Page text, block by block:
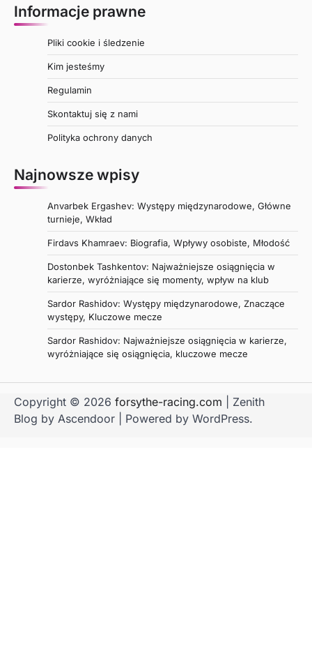
Informacje prawne
Pliki cookie i śledzenie
Kim jesteśmy
Regulamin
Skontaktuj się z nami
Polityka ochrony danych
Najnowsze wpisy
Anvarbek Ergashev: Występy międzynarodowe, Główne
turnieje, Wkład
Firdavs Khamraev: Biografia, Wpływy osobiste, Młodość
Dostonbek Tashkentov: Najważniejsze osiągnięcia w
karierze, wyróżniające się momenty, wpływ na klub
Sardor Rashidov: Występy międzynarodowe, Znaczące
występy, Kluczowe mecze
Sardor Rashidov: Najważniejsze osiągnięcia w karierze,
wyróżniające się osiągnięcia, kluczowe mecze
Copyright © 2026 forsythe-racing.com | Zenith
Blog by Ascendoor | Powered by WordPress.